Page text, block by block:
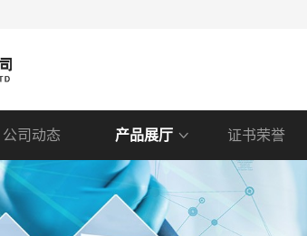
公司动态 产品展厅 证书荣誉